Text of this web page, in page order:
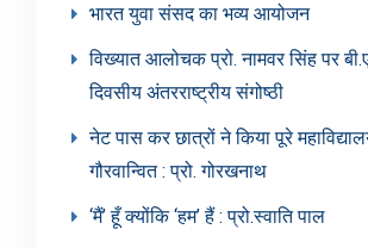
भारत युवा संसद का भव्य आयोजन
विख्यात आलोचक प्रो. नामवर सिंह पर
दिवसीय अंतरराष्ट्रीय संगोष्ठी
नेट पास कर छात्रों ने किया पूरे
गौरवान्वित : प्रो. गोरखनाथ
‘मैं’ हूँ क्योंकि ‘हम’ हैं : प्रो.स्वाति पाल